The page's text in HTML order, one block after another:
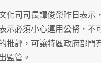
化司司長譚俊榮昨日表示
示必須小心運用公帑，不
批評，可讓特區政府部門
監管。